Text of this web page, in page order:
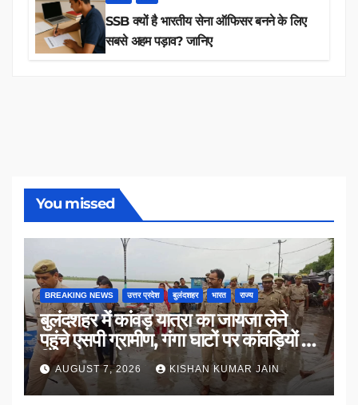
SSB क्यों है भारतीय सेना ऑफिसर बनने के लिए
सबसे अहम पड़ाव? जानिए
You missed
BREAKING NEWS उत्तर प्रदेश बुलंदशहर भारत राज्य
बुलंदशहर में कांवड़ यात्रा का जायजा लेने
पहुंचे एसपी ग्रामीण, गंगा घाटों पर कांवड़ियों से
किया संवाद
AUGUST 7, 2026 KISHAN KUMAR JAIN